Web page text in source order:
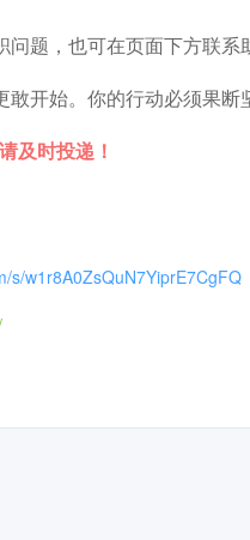
题，也可在页面下方联系
开始。你的行动必须果断
及时投递！
s/w1r8A0ZsQuN7YiprE7CgFQ